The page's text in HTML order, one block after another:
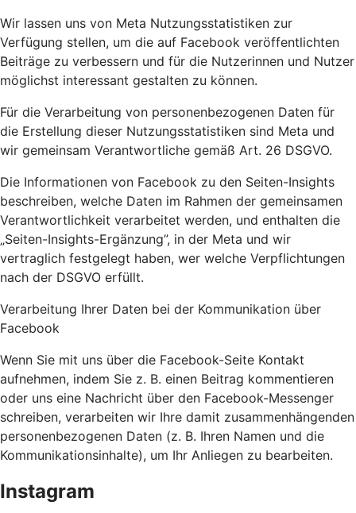
Wir lassen uns von Meta Nutzungsstatistiken zur
Verfügung stellen, um die auf Facebook veröffentlichten
Beiträge zu verbessern und für die Nutzerinnen und Nutzer
möglichst interessant gestalten zu können.
Für die Verarbeitung von personenbezogenen Daten für
die Erstellung dieser Nutzungsstatistiken sind Meta und
wir gemeinsam Verantwortliche gemäß Art. 26 DSGVO.
Die Informationen von Facebook zu den Seiten-Insights
beschreiben, welche Daten im Rahmen der gemeinsamen
Verantwortlichkeit verarbeitet werden, und enthalten die
„Seiten-Insights-Ergänzung”, in der Meta und wir
vertraglich festgelegt haben, wer welche Verpflichtungen
nach der DSGVO erfüllt.
Verarbeitung Ihrer Daten bei der Kommunikation über
Facebook
Wenn Sie mit uns über die Facebook-Seite Kontakt
aufnehmen, indem Sie z. B. einen Beitrag kommentieren
oder uns eine Nachricht über den Facebook-Messenger
schreiben, verarbeiten wir Ihre damit zusammenhängenden
personenbezogenen Daten (z. B. Ihren Namen und die
Kommunikationsinhalte), um Ihr Anliegen zu bearbeiten.
Instagram